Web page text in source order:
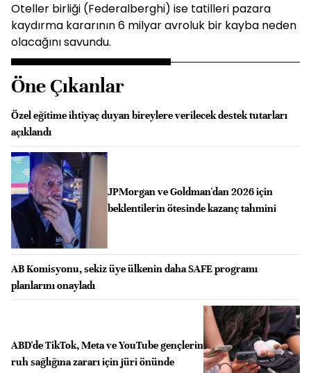
Oteller birliği (Federalberghi) ise tatilleri pazara
kaydırma kararının 6 milyar avroluk bir kayba neden
olacağını savundu.
Öne Çıkanlar
Özel eğitime ihtiyaç duyan bireylere verilecek destek tutarları
açıklandı
JPMorgan ve Goldman'dan 2026 için
beklentilerin ötesinde kazanç tahmini
AB Komisyonu, sekiz üye ülkenin daha SAFE programı
planlarını onayladı
ABD'de TikTok, Meta ve YouTube gençlerin
ruh sağlığına zararı için jüri önünde